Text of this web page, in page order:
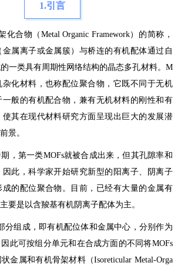
1.引言
化合物（Metal Organic Framework）的简称，
属离子或金属簇）与桥连的有机配体通过自
一类具有周期性网络结构的晶态多孔材料。M
杂化材料，也称配位聚合物，它既不同于无机
般的有机配合物，兼有无机材料的刚性和有
其在现代材料研究方面呈现出巨大的发展潜
景。
，第一类MOFs就被合成出来，但其孔隙率和
此，科学家开始研究新型的阳离子、阴离子
的配位聚合物。目前，已经有大量的金属有
要是以含羧基有机阴离子配体为主。
分组成，即有机配位体和金属中心，分别作为
此可按组分单元和在合成方面的不同将MOFs
金属和有机骨架材料（Isoreticular Metal-Orga